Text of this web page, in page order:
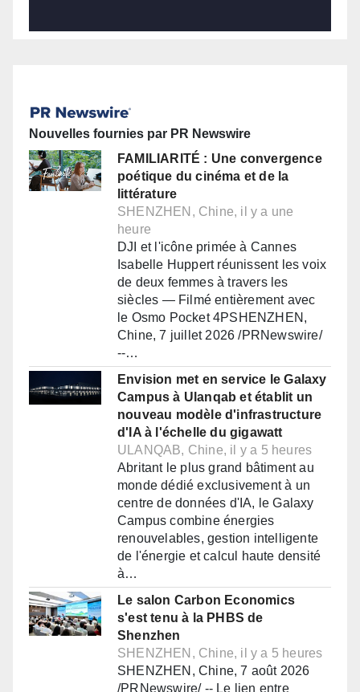
Nouvelles fournies par PR Newswire
FAMILIARITÉ : Une convergence
poétique du cinéma et de la
littérature
SHENZHEN, Chine, il y a une
heure
DJI et l'icône primée à Cannes
Isabelle Huppert réunissent les voix
de deux femmes à travers les
siècles — Filmé entièrement avec
le Osmo Pocket 4PSHENZHEN,
Chine, 7 juillet 2026 /PRNewswire/
--…
Envision met en service le Galaxy
Campus à Ulanqab et établit un
nouveau modèle d'infrastructure
d'IA à l'échelle du gigawatt
ULANQAB, Chine, il y a 5 heures
Abritant le plus grand bâtiment au
monde dédié exclusivement à un
centre de données d'IA, le Galaxy
Campus combine énergies
renouvelables, gestion intelligente
de l'énergie et calcul haute densité
à…
Le salon Carbon Economics
s'est tenu à la PHBS de
Shenzhen
SHENZHEN, Chine, il y a 5 heures
SHENZHEN, Chine, 7 août 2026
/PRNewswire/ -- Le lien entre